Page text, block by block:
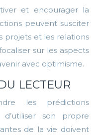
et encourager la
peuvent susciter
projets et les relations
sur les aspects
avec optimisme.
LECTEUR
les prédictions
son propre
de la vie doivent